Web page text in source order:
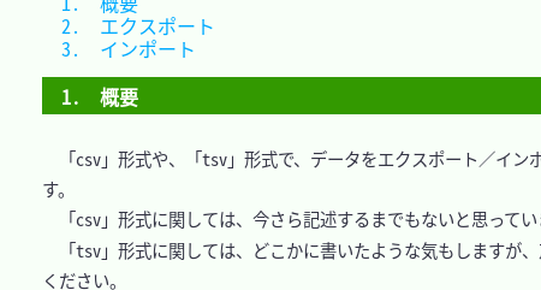
1.　概要
「csv」形式や、「tsv」形式で、データをエクスポート／イン
す。
「csv」形式に関しては、今さら記述するまでもないと思ってい
「tsv」形式に関しては、どこかに書いたような気もしますが
ください。